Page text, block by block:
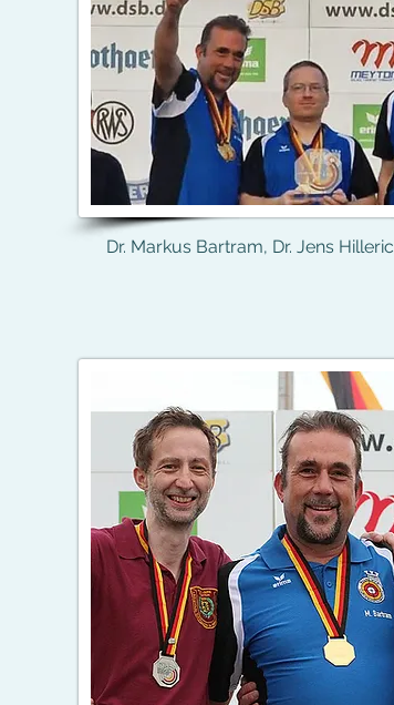
Dr. Markus Bartram, Dr. Jens